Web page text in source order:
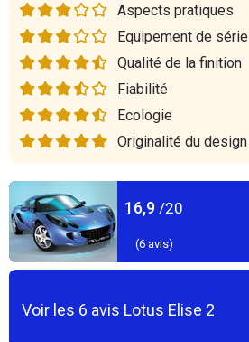
Aspects pratiques
Equipement de série
Qualité de la finition
Fiabilité
Ecologie
Originalité du design
16,9 /20
(6avis)
Voir les 6 avis Lotus Elise 2